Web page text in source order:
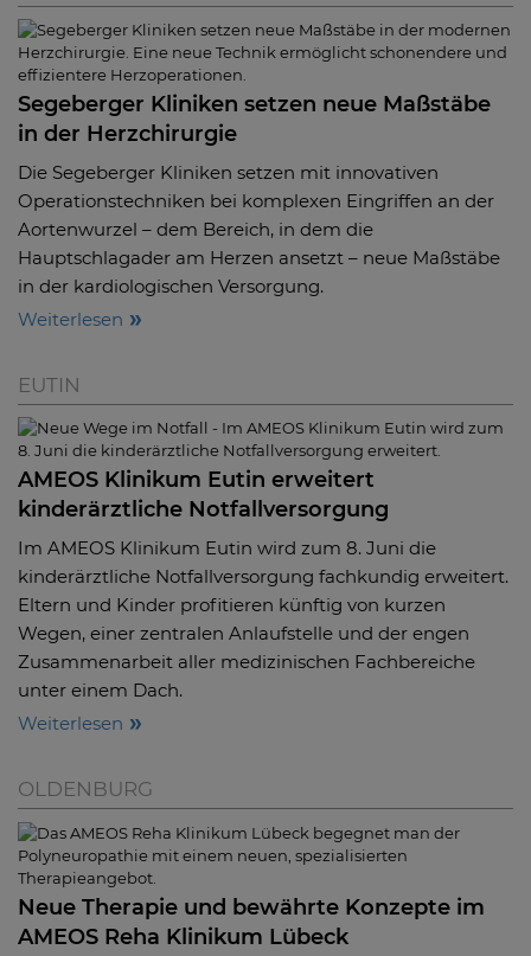
Segeberger Kliniken setzen neue Maßstäbe
in der Herzchirurgie
Die Segeberger Kliniken setzen mit innovativen
Operationstechniken bei komplexen Eingriffen an der
Aortenwurzel – dem Bereich, in dem die
Hauptschlagader am Herzen ansetzt – neue Maßstäbe
in der kardiologischen Versorgung.
Weiterlesen
EUTIN
AMEOS Klinikum Eutin erweitert
kinderärztliche Notfallversorgung
Im AMEOS Klinikum Eutin wird zum 8. Juni die
kinderärztliche Notfallversorgung fachkundig erweitert.
Eltern und Kinder profitieren künftig von kurzen
Wegen, einer zentralen Anlaufstelle und der engen
Zusammenarbeit aller medizinischen Fachbereiche
unter einem Dach.
Weiterlesen
OLDENBURG
Neue Therapie und bewährte Konzepte im
AMEOS Reha Klinikum Lübeck